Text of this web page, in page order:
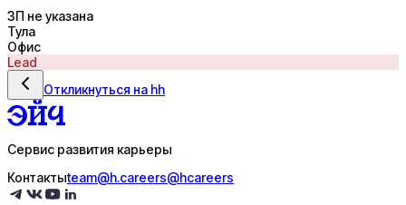
ЗП не указана
Тула
Офис
Lead
Откликнуться на hh
Сервис развития карьеры
Контактыteam@h.careers@hcareers